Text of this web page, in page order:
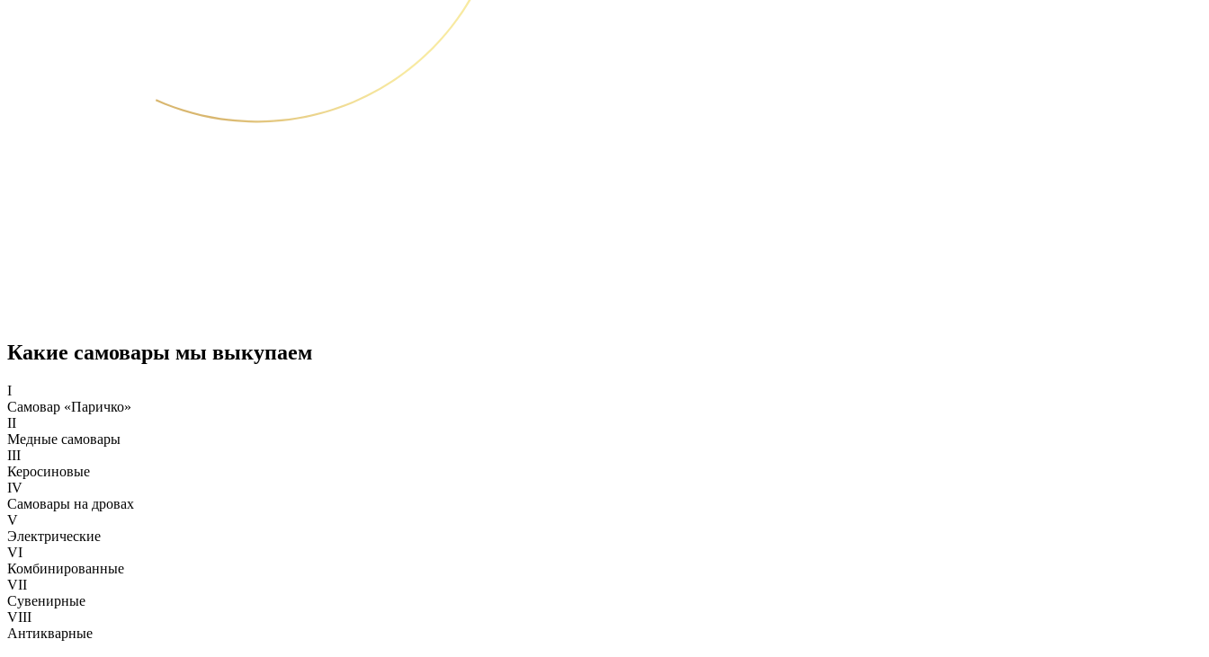
Какие самовары мы выкупаем
I
Самовар «Паричко»
II
Медные самовары
III
Керосиновые
IV
Самовары на дровах
V
Электрические
VI
Комбинированные
VII
Сувенирные
VIII
Антикварные